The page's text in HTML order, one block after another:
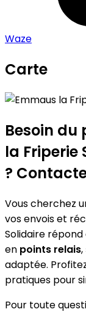
Waze
Carte
+
−
Besoin du
la Friperie
?
Vous cherchez
vos envois et
Solidaire répond
en points relais,
adaptée.
pratiques pour
Pour toute